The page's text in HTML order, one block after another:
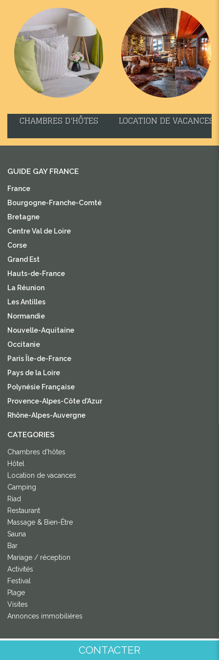
CONTACTER
CHAMBRES D'HÔTES LOCATION DE VACANCES
GUIDE GAY FRANCE
France
Bourgogne-Franche-Comté
Bretagne
Centre Val de Loire
Corse
Grand Est
Hauts-de-France
La Réunion
Les Antilles
Normandie
Nouvelle-Aquitaine
Occitanie
Paris Île-de-France
Pays de la Loire
Polynésie Française
Provence-Alpes-Côte d'Azur
Rhône-Alpes-Auvergne
CATEGORIES
Chambres d'hôtes
Hôtel
Location de vacances
Camping
Riad
Restaurant
Massage & Bien-Être
Sauna
Bar
Mariage / réception
Activités
Festival
Plage
Visites
Annonces immobilières
Présentation Gay Sejour